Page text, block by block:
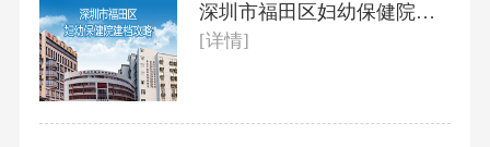
深圳市福田区妇幼保健院建档攻略
[详情]